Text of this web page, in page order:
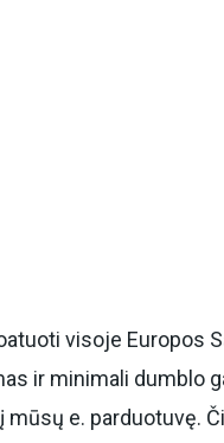
visoje Europos
ir minimali dumblo
e. parduotuvę.